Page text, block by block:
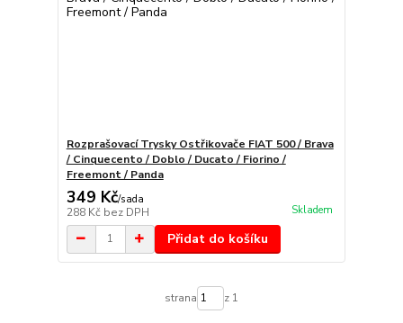
Rozprašovací Trysky Ostřikovače FIAT 500 / Brava
/ Cinquecento / Doblo / Ducato / Fiorino /
Freemont / Panda
349 Kč/sada
288 Kč bez DPH Skladem
Přidat do košíku
strana z 1